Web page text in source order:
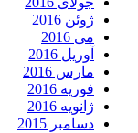
ژوئن 2016
می 2016
آوریل 2016
مارس 2016
فوریه 2016
ژانویه 2016
دسامبر 2015